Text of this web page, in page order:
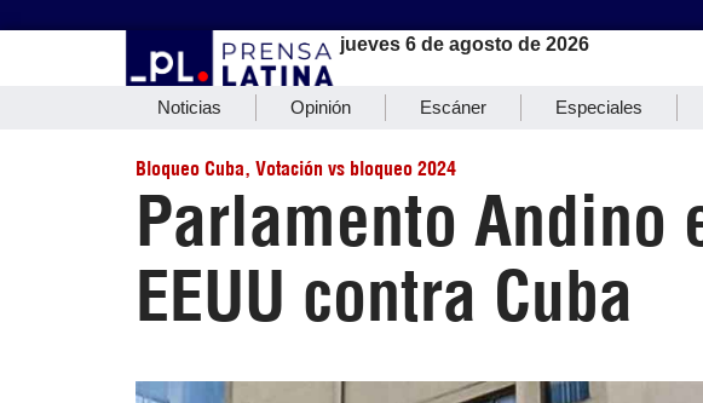
jueves 6 de agosto de 2026
Noticias Opinión Escáner Especiales
Bloqueo Cuba, Votación vs bloqueo 2024
Parlamento
EEUU contra Cuba